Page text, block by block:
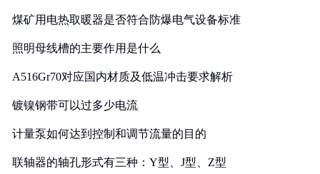
煤矿用电热取暖器是否符合防爆电气设备标准
照明母线槽的主要作用是什么
A516Gr70对应国内材质及低温冲击要求解析
镀镍钢带可以过多少电流
计量泵如何达到控制和调节流量的目的
联轴器的轴孔形式有三种：Y型、J型、Z型